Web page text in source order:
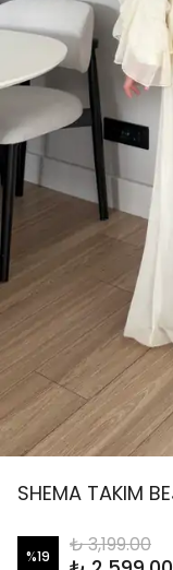
SHEMA TAKIM
%19 ₺ 3,199.00